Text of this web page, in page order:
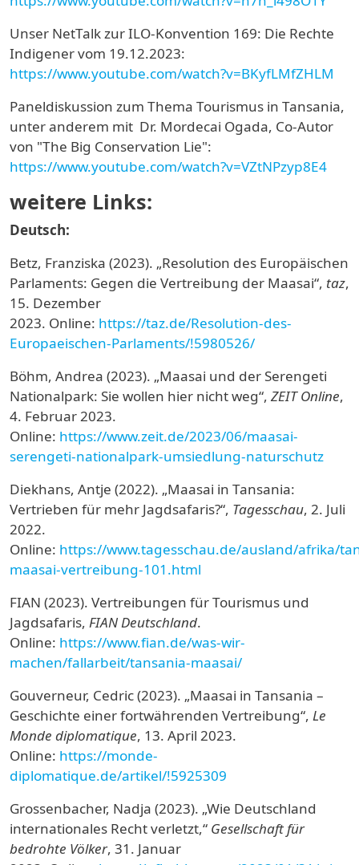
Unser NetTalk zur ILO-Konvention 169: Die Rechte
Indigener vom 19.12.2023:
https://www.youtube.com/watch?v=BKyfLMfZHLM
Paneldiskussion zum Thema Tourismus in Tansania,
unter anderem mit Dr. Mordecai Ogada, Co-Autor
von "The Big Conservation Lie":
https://www.youtube.com/watch?v=VZtNPzyp8E4
weitere Links:
Deutsch:
Betz, Franziska (2023). „Resolution des Europäischen
Parlaments: Gegen die Vertreibung der Maasai“, taz,
15. Dezember
2023. Online: https://taz.de/Resolution-des-
Europaeischen-Parlaments/!5980526/
Böhm, Andrea (2023). „Maasai und der Serengeti
Nationalpark: Sie wollen hier nicht weg“, ZEIT Online,
4. Februar 2023.
Online: https://www.zeit.de/2023/06/maasai-
serengeti-nationalpark-umsiedlung-naturschutz
Diekhans, Antje (2022). „Maasai in Tansania:
Vertrieben für mehr Jagdsafaris?“, Tagesschau, 2. Juli
2022.
Online: https://www.tagesschau.de/ausland/afrika/
maasai-vertreibung-101.html
FIAN (2023). Vertreibungen für Tourismus und
Jagdsafaris, FIAN Deutschland.
Online: https://www.fian.de/was-wir-
machen/fallarbeit/tansania-maasai/
Gouverneur, Cedric (2023). „Maasai in Tansania –
Geschichte einer fortwährenden Vertreibung“, Le
Monde diplomatique, 13. April 2023.
Online: https://monde-
diplomatique.de/artikel/!5925309
Grossenbacher, Nadja (2023). „Wie Deutschland
internationales Recht verletzt,“ Gesellschaft für
bedrohte Völker, 31. Januar